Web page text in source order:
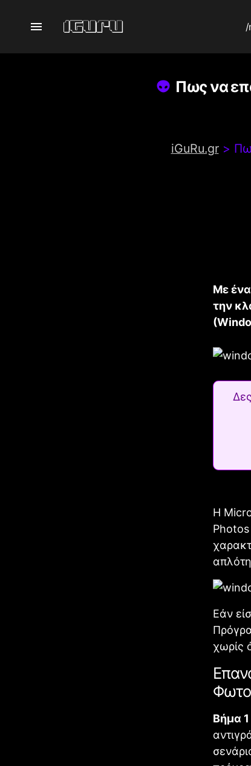
/
Πως να
iGuRu.gr>
Με
την
Η
Photos
Εάν
χωρίς
Βήμα 1